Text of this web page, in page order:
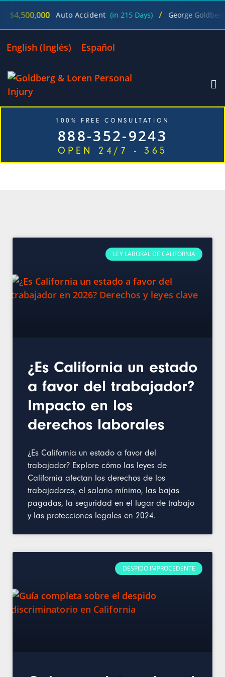
Auto Accident (in 215 Days) / George Goldberg
English (Inglés) Español
100% FREE CONSULTATION
888-352-9243
OPEN 24/7 - 365
CATEGORÍA: LEY LABORAL DE
LEY LABORAL DE CALIFORNIA
¿Es California un estado
a favor del trabajador?
Impacto en los
derechos laborales
¿Es California un estado a favor del
trabajador? Explore cómo las leyes de
California afectan los derechos de los
trabajadores, el salario mínimo, las bajas
pagadas, la seguridad en el lugar de trabajo
y las protecciones legales en 2024.
DESPIDO IMPROCEDENTE